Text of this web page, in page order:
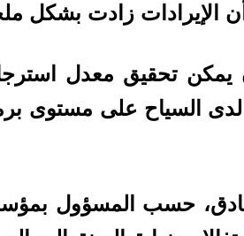
أن الإيرادات زادت بشكل
يمكن تحقيق معدل
لدى السياح على مستوى
حسب المسؤول